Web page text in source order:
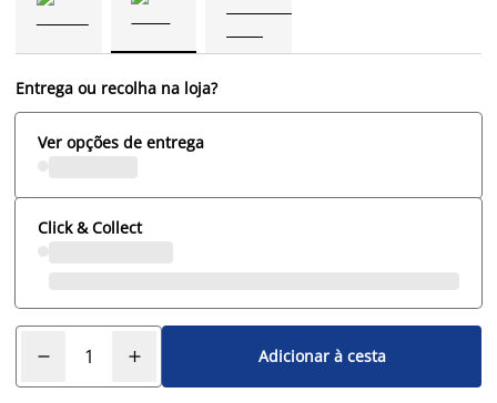
Entrega ou recolha na loja?
Ver opções de entrega
Click & Collect
Adicionar à cesta